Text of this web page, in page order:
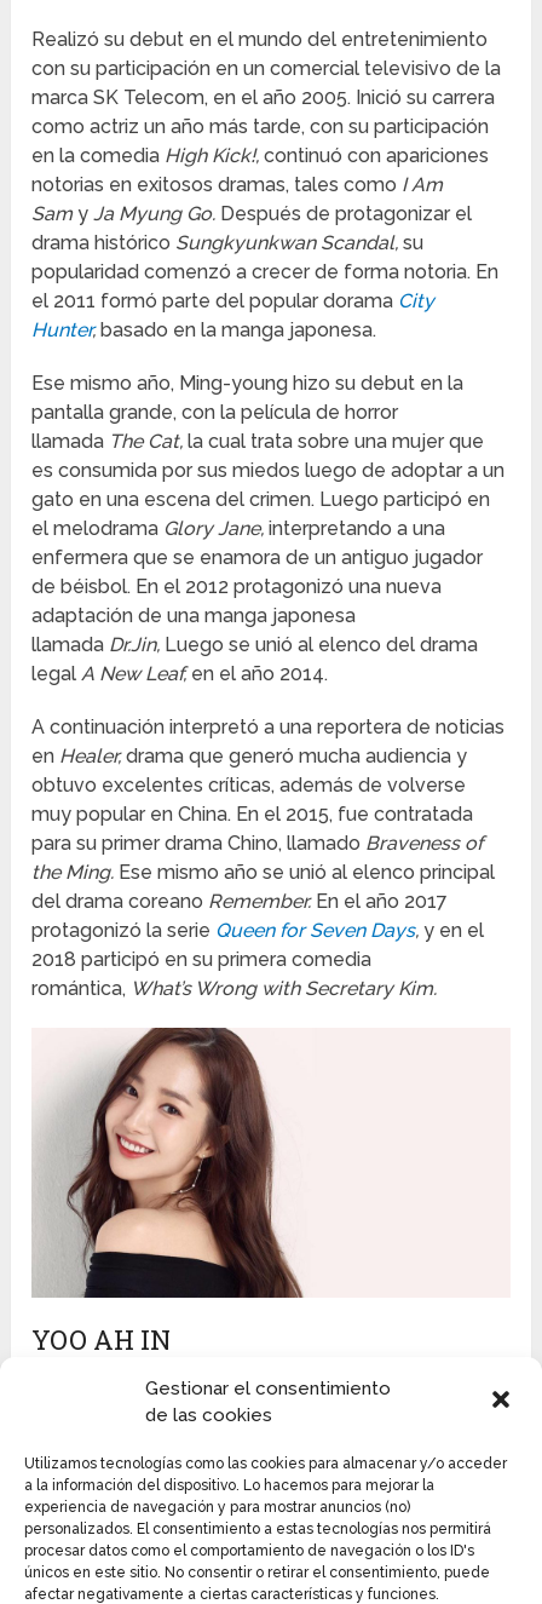
Gestionar el consentimiento
de las cookies
Utilizamos tecnologías como las cookies para almacenar y/o acceder
a la información del dispositivo. Lo hacemos para mejorar la
experiencia de navegación y para mostrar anuncios (no)
personalizados. El consentimiento a estas tecnologías nos permitirá
procesar datos como el comportamiento de navegación o los ID's
únicos en este sitio. No consentir o retirar el consentimiento, puede
afectar negativamente a ciertas características y funciones.
Realizó su debut en el mundo del entretenimiento
con su participación en un comercial televisivo de la
marca SK Telecom, en el año 2005. Inició su carrera
como actriz un año más tarde, con su participación
en la comedia High Kick!,continuó con apariciones
notorias en exitosos dramas, tales como I Am
SamyJa Myung Go. Después de protagonizar el
drama histórico Sungkyunkwan Scandal,su
popularidad comenzó a crecer de forma notoria. En
el 2011 formó parte del popular dorama City
Hunter, basado en la manga japonesa.
Ese mismo año, Ming-young hizo su debut en la
pantalla grande, con la película de horror
llamada The Cat, la cual trata sobre una mujer que
es consumida por sus miedos luego de adoptar a un
gato en una escena del crimen. Luego participó en
el melodrama Glory Jane, interpretando a una
enfermera que se enamora de un antiguo jugador
de béisbol. En el 2012 protagonizó una nueva
adaptación de una manga japonesa
llamada Dr.Jin, Luego se unió al elenco del drama
legalA New Leaf,en el año 2014.
A continuación interpretó a una reportera de noticias
en Healer,drama que generó mucha audiencia y
obtuvo excelentes críticas, además de volverse
muy popular en China. En el 2015, fue contratada
para su primer drama Chino, llamado Braveness of
the Ming. Ese mismo año se unió al elenco principal
del drama coreano Remember. En el año 2017
protagonizó la serie Queen for Seven Days,y en el
2018 participó en su primera comedia
romántica, What’s Wrong with Secretary Kim.
YOO AH IN
Es un actor nacido el 6 de octubre de 1986 en
Daegu, Corea del Sur. También se dedica a ser
elenco principal deSungkyunkwan Scandal, dando
vida al personaje de Moon Jae Shin. Es mejor
conocido por sus roles protagónicos enPunch,
Secret Love AffairyThe Throne.